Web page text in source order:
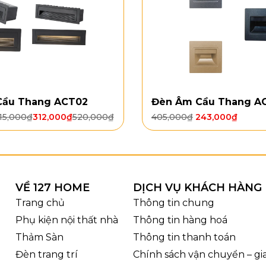
Ảnh cận và kích thước của Đèn
chọn Đèn Tường Pha Lê
nhấn sang trọng cho mảng tường: Pha lê phản chiếu
ấm và dễ chịu: 2 bóng E14 phù hợp dùng buổi tối, tạo
Thang ACT02
520,000₫
312,000₫
₫
Đèn Âm Cầu Thang
405,000₫ 243,000₫
VỀ 127 HOME
Trang chủ
Phụ kiện nội thất nhà
Thảm Sàn
Đèn trang trí
DỊCH VỤ KHÁCH HÀNG
Thông tin chung
Thông tin hàng hoá
Thông tin thanh toán
Chính sách vận chuyển –